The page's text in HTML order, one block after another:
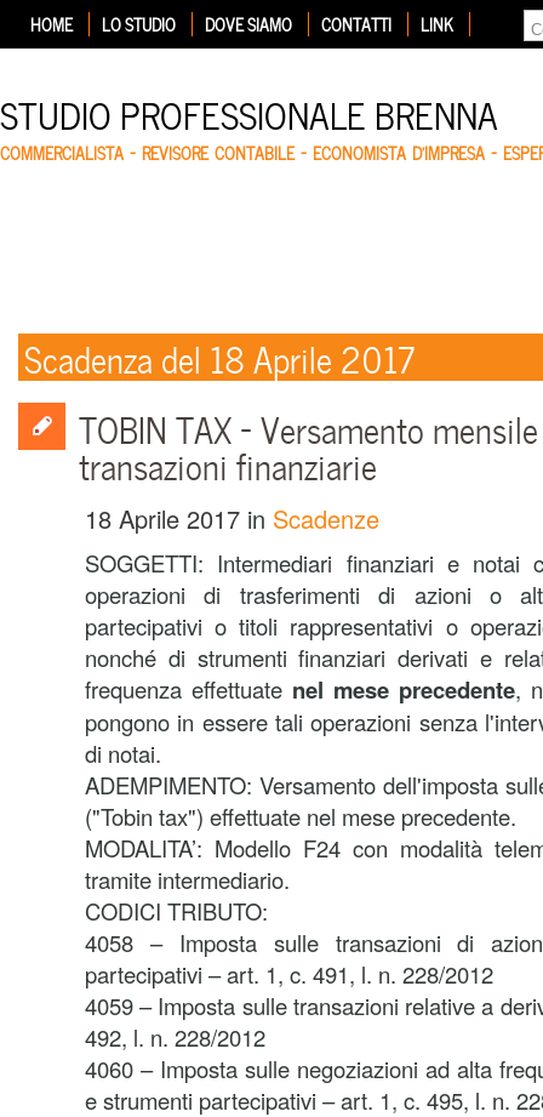
HOME LO STUDIO DOVE SIAMO CONTATTI LINK
STUDIO PROFESSIONALE BRENNA
COMMERCIALISTA – REVISORE CONTABILE – ECONOMISTA D'IMPRESA –
Scadenza del 18 Aprile 2017
TOBIN TAX – Versamento
transazioni finanziarie
18 Aprile 2017 in Scadenze
SOGGETTI: Intermediari finanziari e notai
operazioni di trasferimenti di azioni o
partecipativi o titoli rappresentativi o
nonché di strumenti finanziari derivati e
frequenza effettuate nel mese precedente,
pongono in essere tali operazioni senza
di notai.
ADEMPIMENTO: Versamento dell'imposta
("Tobin tax") effettuate nel mese precedente.
MODALITA’: Modello F24 con modalità
tramite intermediario.
CODICI TRIBUTO:
4058 – Imposta sulle transazioni di
partecipativi – art. 1, c. 491, l. n. 228/2012
4059 – Imposta sulle transazioni relative a
492, l. n. 228/2012
4060 – Imposta sulle negoziazioni ad alta
e strumenti partecipativi – art. 1, c. 495, l. n.